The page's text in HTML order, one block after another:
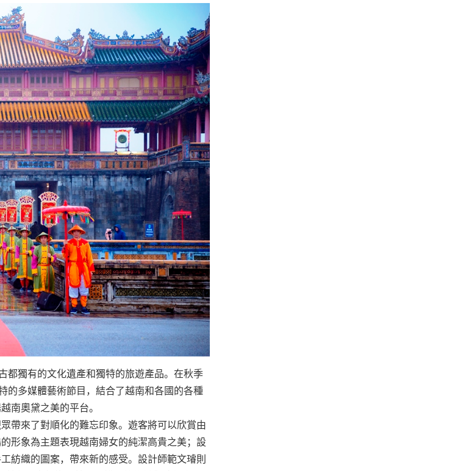
都獨有的文化遺產和獨特的旅遊產品。在秋季
的多媒體藝術節目，結合了越南和各國的各種
南奧黛之美的平台。
帶來了對順化的難忘印象。遊客將可以欣賞由
形象為主題表現越南婦女的純潔高貴之美；設
紡織的圖案，帶來新的感受。設計師範文璿則